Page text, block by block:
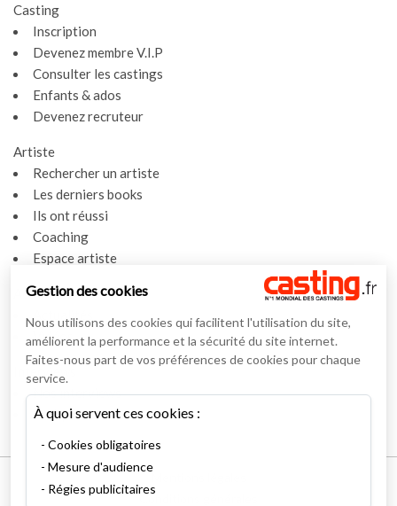
Casting
Inscription
Devenez membre V.I.P
Consulter les castings
Enfants & ados
Devenez recruteur
Artiste
Rechercher un artiste
Les derniers books
Ils ont réussi
Coaching
Espace artiste
Actualités
Actualités
Vidéos
Interviews
Nos interviews
Lexique
Conditions générales
Gestion des cookies
Nous utilisons des cookies qui facilitent l'utilisation du site,
améliorent la performance et la sécurité du site internet.
Faites-nous part de vos préférences de cookies pour chaque
service.
À quoi servent ces cookies :
Cookies obligatoires
Mesure d'audience
Régies publicitaires